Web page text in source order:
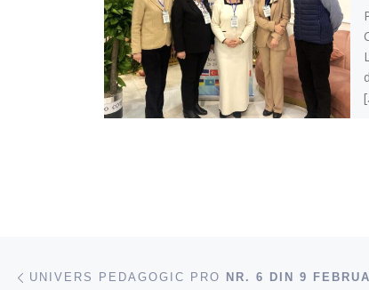
Navigare articole
UNIVERS PEDAGOGIC PRO NR. 6 DIN 9